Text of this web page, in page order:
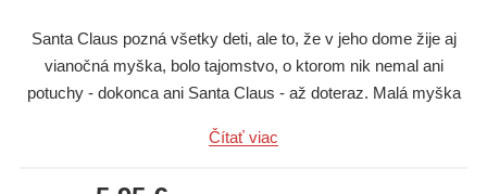
Santa Claus pozná všetky deti, ale to, že v jeho dome žije aj
vianočná myška, bolo tajomstvo, o ktorom nik nemal ani
potuchy - dokonca ani Santa Claus - až doteraz. Malá myška
darčeky, myška ho pozorne sleduje a zoberie všetko, čo
Čítať viac